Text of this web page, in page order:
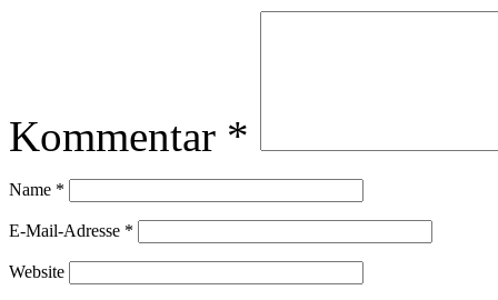
Kommentar *
Name *
E-Mail-Adresse *
Website